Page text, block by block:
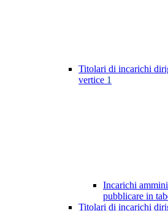
Titolari di incarichi
vertice 1
Incarichi
pubblicare in
Titolari di incarichi